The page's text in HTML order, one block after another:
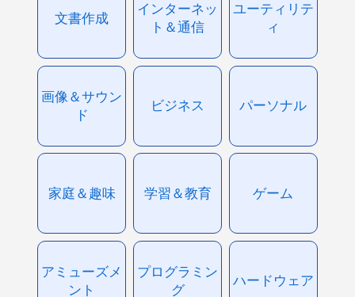
文書作成
インターネッ
ト＆通信
ユーティリテ
ィ
画像＆サウン
ド
ビジネス パーソナル
家庭＆趣味 学習＆教育 ゲーム
アミューズメ
ント
プログラミン
グ
ハードウェア